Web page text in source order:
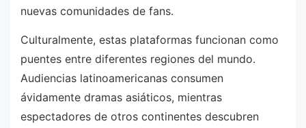
nuevas comunidades de fans.
Culturalmente, estas plataformas funcionan como
puentes entre diferentes regiones del mundo.
Audiencias latinoamericanas consumen
ávidamente dramas asiáticos, mientras
espectadores de otros continentes descubren